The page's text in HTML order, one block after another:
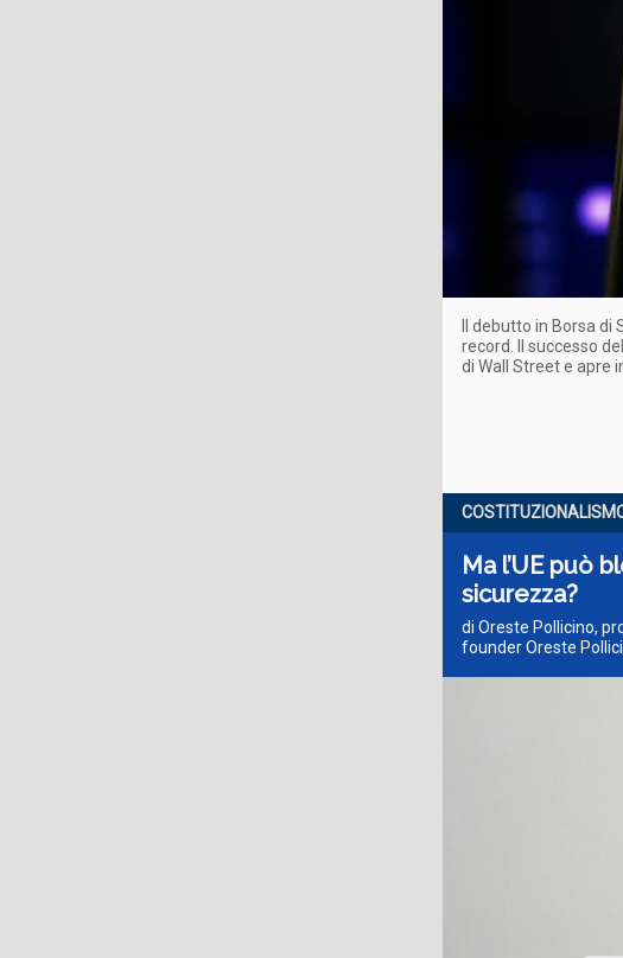
Il debutto in Borsa
record. Il successo
di Wall Street e apre
Ma l’UE può
sicurezza?
di Oreste Pollicino,
founder Oreste